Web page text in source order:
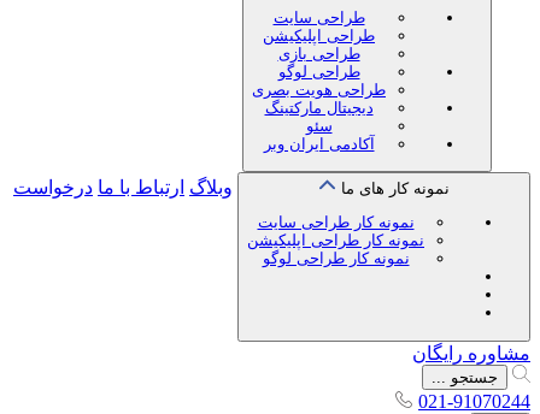
طراحی سایت
طراحی اپلیکیشن
طراحی بازی
طراحی لوگو
طراحی هویت بصری
دیجیتال مارکتینگ
سئو
آکادمی ایران وبر
نمونه کار های ما
نمونه کار طراحی سایت
نمونه کار طراحی اپلیکیشن
نمونه کار طراحی لوگو
وبلاگ ارتباط با ما درخواست
مشاوره رایگان
جستجو ...
021-91070244